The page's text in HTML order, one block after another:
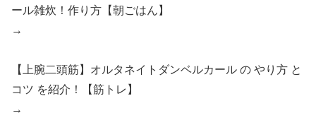
ール雑炊！作り方【朝ごはん】
→
【上腕二頭筋】オルタネイトダンベルカール の やり方 と
コツ を紹介！【筋トレ】
→